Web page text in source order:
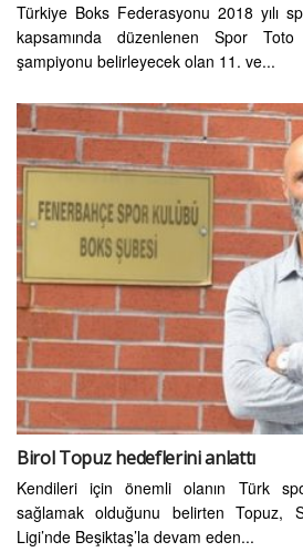
Türkiye Boks Federasyonu 2018 yılı
kapsamında düzenlenen Spor
şampiyonu belirleyecek olan 11. ve...
Birol Topuz hedeflerini anlattı
Kendileri için önemli olanın Türk
sağlamak olduğunu belirten Topuz,
Ligi’nde Beşiktaş’la devam eden...